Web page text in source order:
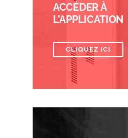
ACCÉDER À
L’APPLICATION
CLIQUEZ ICI